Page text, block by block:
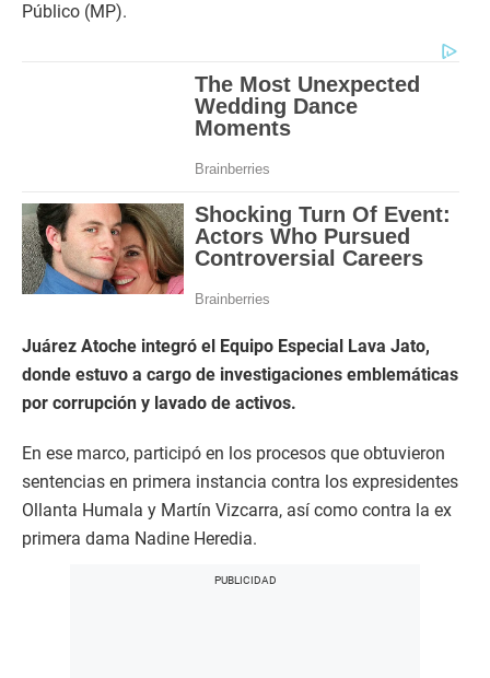
Público (MP).
Juárez Atoche integró el Equipo Especial Lava Jato,
donde estuvo a cargo de investigaciones emblemáticas
por corrupción y lavado de activos.
En ese marco, participó en los procesos que obtuvieron
sentencias en primera instancia contra los expresidentes
Ollanta Humala y Martín Vizcarra, así como contra la ex
primera dama Nadine Heredia.